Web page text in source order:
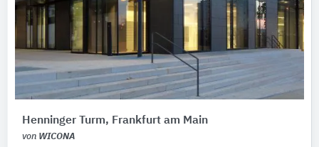
Henninger Turm, Frankfurt am Main
von WICONA